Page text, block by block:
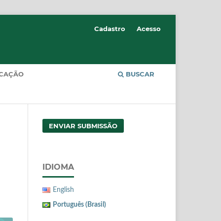
BUSCAR
Cadastro Acesso
ENVIAR SUBMISSÃO
IDIOMA
English
Português (Brasil)